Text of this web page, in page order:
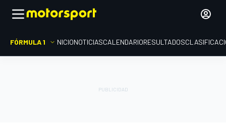
FÓRMULA 1 INICIONOTICIASCALENDARIORESULTADOS